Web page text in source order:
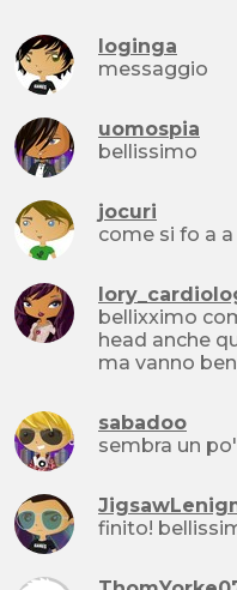
loginga
messaggio
uomospia
bellissimo
jocuri
come si fo a
bellixximo
head anche
sabadoo
sembra un
finito!